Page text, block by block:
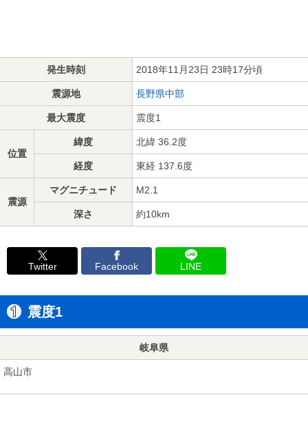
発生時刻 2018年11月23日 23時17分頃
震源地 長野県中部
最大震度 震度1
位置
緯度 北緯 36.2度
経度 東経 137.6度
震源
マグニチュード M2.1
深さ 約10km
Twitter Facebook LINE
震度1
岐阜県
高山市